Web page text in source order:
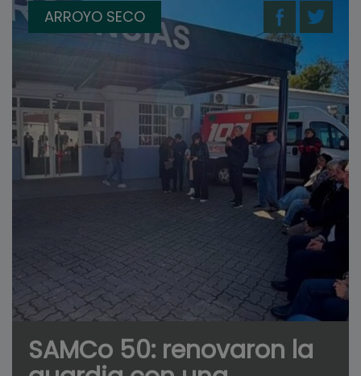
ARROYO SECO
SAMCo 50: renovaron la